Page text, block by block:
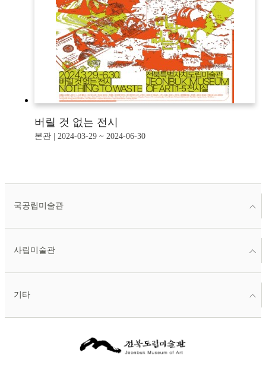
버릴 것 없는 전시
본관 | 2024-03-29 ~ 2024-06-30
국공립미술관
사립미술관
기타